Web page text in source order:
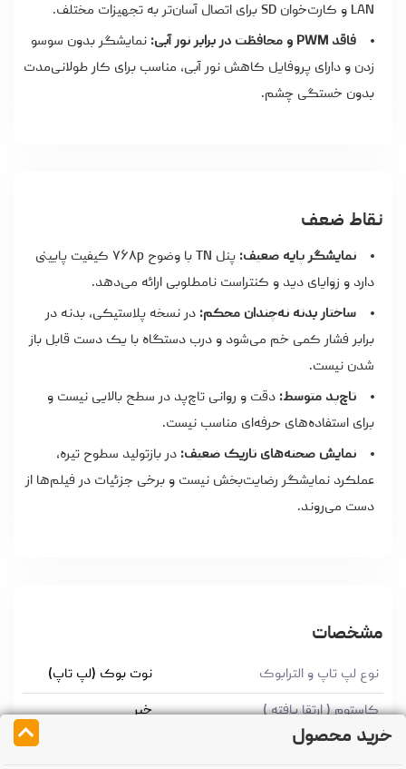
خرید محصول
LAN و کارت‌خوان SD برای اتصال آسان‌تر به تجهیزات مختلف.
فاقد PWM و محافظت در برابر نور آبی:
نمایشگر بدون سوسو
زدن و دارای پروفایل کاهش نور آبی، مناسب برای کار طولانی‌مدت
بدون خستگی چشم.
نقاط ضعف
نمایشگر پایه ضعیف:
پنل TN با وضوح ۷۶۸p کیفیت پایینی
دارد و زوایای دید و کنتراست نامطلوبی ارائه می‌دهد.
ساختار بدنه نه‌چندان محکم: در نسخه پلاستیکی، بدنه در
برابر فشار کمی خم می‌شود و درب دستگاه با یک دست قابل باز
شدن نیست.
تاچ‌پد متوسط: دقت و روانی تاچ‌پد در سطح بالایی نیست و
برای استفاده‌های حرفه‌ای مناسب نیست.
نمایش صحنه‌های تاریک ضعیف: در بازتولید سطوح تیره،
عملکرد نمایشگر رضایت‌بخش نیست و برخی جزئیات در فیلم‌ها از
دست می‌روند.
مشخصات
نوع لپ تاپ و الترابوک
نوت بوک (لپ تاپ)
کاستوم ( ارتقا یافته )
خیر
وزن